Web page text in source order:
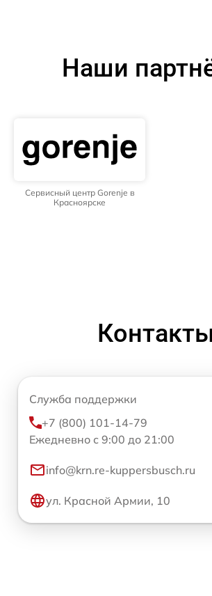
Наши
Сервисный центр Gorenje в
Красноярске
Контакты
Служба поддержки
+7 (800) 101-14-79
Ежедневно с 9:00 до 21:00
info@krn.re-kuppersbusch.ru
ул. Красной Армии, 10